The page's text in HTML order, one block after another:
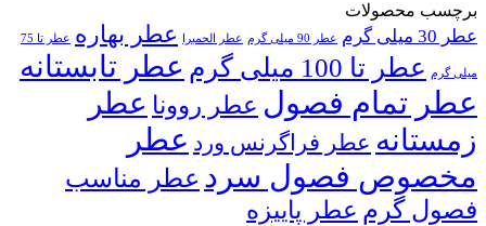
برچسب محصولات
عطر 30 میلی گرم عطر 90 میلی گرم عطر الحمبرا عطر بهاره عطر تا 75
میلی گرم عطر تا 100 میلی گرم عطر تابستانه
عطر تمام فصول عطر روونا عطر
زمستانه عطر فراگرنس ورد عطر
مخصوص فصول سرد عطر مناسب
فصول گرم عطر پاییزه